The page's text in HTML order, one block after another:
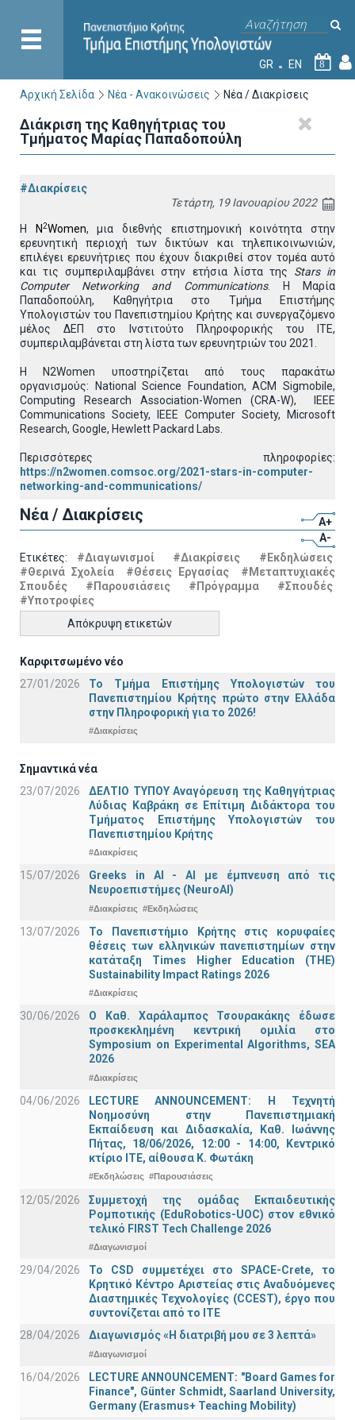
GR EN 8
Αρχική Σελίδα Νέα - Ανακοινώσεις Νέα / Διακρίσεις
Διάκριση της Καθηγήτριας του
Τμήματος Μαρίας Παπαδοπούλη
#Διακρίσεις
Τετάρτη, 19 Ιανουαρίου 2022
Η N2Women, μια διεθνής επιστημονική κοινότητα στην
ερευνητική περιοχή των δικτύων και τηλεπικοινωνιών,
επιλέγει ερευνήτριες που έχουν διακριθεί στον τομέα αυτό
και τις συμπεριλαμβάνει στην ετήσια λίστα της Stars in
Computer Networking and Communications. Η Μαρία
Παπαδοπούλη, Καθηγήτρια στο Τμήμα Επιστήμης
Υπολογιστών του Πανεπιστημίου Κρήτης και συνεργαζόμενο
μέλος ΔΕΠ στο Ινστιτούτο Πληροφορικής του ΙΤΕ,
συμπεριλαμβάνεται στη λίστα των ερευνητριών του 2021.
H N2Women υποστηρίζεται από τους παρακάτω
οργανισμούς: National Science Foundation, ACM Sigmobile,
Computing Research Association-Women (CRA-W), IEEE
Communications Society, IEEE Computer Society, Microsoft
Research, Google, Hewlett Packard Labs.
Περισσότερες πληροφορίες:
https://n2women.comsoc.org/2021-stars-in-computer-
networking-and-communications/
Νέα / Διακρίσεις
A+
A-
Ετικέτες: #Διαγωνισμοί #Διακρίσεις
#Εκδηλώσεις
#Θερινά Σχολεία
#Θέσεις Εργασίας
#Μεταπτυχιακές
Σπουδές
#Παρουσιάσεις #Πρόγραμμα
#Σπουδές
#Υποτροφίες
Απόκρυψη ετικετών
Καρφιτσωμένο νέο
27/01/2026
Το Τμήμα Επιστήμης Υπολογιστών του
Πανεπιστημίου Κρήτης πρώτο στην Ελλάδα
στην Πληροφορική για το 2026!
#Διακρίσεις
Σημαντικά νέα
23/07/2026
ΔΕΛΤΙΟ ΤΥΠΟΥ Αναγόρευση της Καθηγήτριας
Λύδιας Καβράκη σε Επίτιμη Διδάκτορα του
Τμήματος Επιστήμης Υπολογιστών του
Πανεπιστημίου Κρήτης
#Διακρίσεις
15/07/2026
Greeks in AI - ΑΙ με έμπνευση από τις
Νευροεπιστήμες (NeuroAI)
#Διακρίσεις #Εκδηλώσεις
13/07/2026
Το Πανεπιστήμιο Κρήτης στις κορυφαίες
θέσεις των ελληνικών πανεπιστημίων στην
κατάταξη Times Higher Education (ΤΗΕ)
Sustainability Impact Ratings 2026
#Διακρίσεις
30/06/2026
Ο Καθ. Χαράλαμπος Τσουρακάκης έδωσε
προσκεκλημένη κεντρική ομιλία στο
Symposium on Experimental Algorithms, SEA
2026
#Διακρίσεις
04/06/2026
LECTURE ANNOUNCEMENT: Η Τεχνητή
Νοημοσύνη στην Πανεπιστημιακή
Εκπαίδευση και Διδασκαλία, Καθ. Ιωάννης
Πήτας, 18/06/2026, 12:00 - 14:00, Κεντρικό
κτίριο ΙΤΕ, αίθουσα Κ. Φωτάκη
#Εκδηλώσεις #Παρουσιάσεις
12/05/2026
Συμμετοχή της ομάδας Εκπαιδευτικής
Ρομποτικής (EduRobotics-UOC) στον εθνικό
τελικό FIRST Tech Challenge 2026
#Διαγωνισμοί
29/04/2026
Το CSD συμμετέχει στο SPACE-Crete, το
Κρητικό Κέντρο Αριστείας στις Αναδυόμενες
Διαστημικές Τεχνολογίες (CCEST), έργο που
συντονίζεται από το ΙΤΕ
28/04/2026
Διαγωνισμός «Η διατριβή μου σε 3 λεπτά»
#Διαγωνισμοί
16/04/2026
LECTURE ANNOUNCEMENT: "Board Games for
Finance", Günter Schmidt, Saarland University,
Germany (Erasmus+ Teaching Mobility)